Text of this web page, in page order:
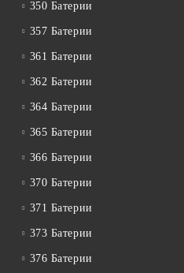
350 Батерии
357 Батерии
361 Батерии
362 Батерии
364 Батерии
365 Батерии
366 Батерии
370 Батерии
371 Батерии
373 Батерии
376 Батерии